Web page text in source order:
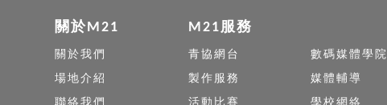
關於M21
關於我們
場地介紹
M21服務
青協網台
數碼媒體學院
製作服務
媒體輔導